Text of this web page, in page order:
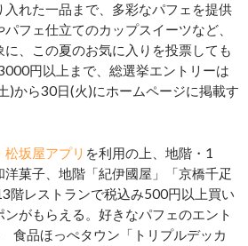
れた一品まで、多彩なパフェを提供
フェ仕立てのカップスイーツなど、
、この夏のお気に入りを投票しても
円以上まで、総選挙エントリーは
)から30日(火)にホームページに掲載す
松坂屋アプリ を利用の上、地階・1
菓子、地階「紀伊國屋」「京橋千疋
階レストランで税込み500円以上買い
がもらえる。好きなパフェのエント
食品ほっぺタウン「トリプルデッカ